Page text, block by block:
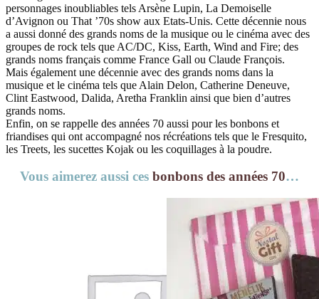
personnages inoubliables tels Arsène Lupin, La Demoiselle
d’Avignon ou That ’70s show aux Etats-Unis. Cette décennie nous
a aussi donné des grands noms de la musique ou le cinéma avec des
groupes de rock tels que AC/DC, Kiss, Earth, Wind and Fire; des
grands noms français comme France Gall ou Claude François.
Mais également une décennie avec des grands noms dans la
musique et le cinéma tels que Alain Delon, Catherine Deneuve,
Clint Eastwood, Dalida, Aretha Franklin ainsi que bien d’autres
grands noms.
Enfin, on se rappelle des années 70 aussi pour les bonbons et
friandises qui ont accompagné nos récréations tels que le Fresquito,
les Treets, les sucettes Kojak ou les coquillages à la poudre.
Vous aimerez aussi ces bonbons des années 70…